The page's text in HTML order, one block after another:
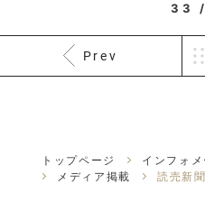
33
Prev
トップページ
インフォ
メディア掲載
読売新聞で家康公グッズ「ガー